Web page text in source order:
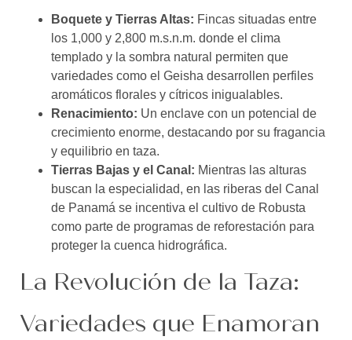
Boquete y Tierras Altas: Fincas situadas entre
los 1,000 y 2,800 m.s.n.m. donde el clima
templado y la sombra natural permiten que
variedades como el Geisha desarrollen perfiles
aromáticos florales y cítricos inigualables.
Renacimiento: Un enclave con un potencial de
crecimiento enorme, destacando por su fragancia
y equilibrio en taza.
Tierras Bajas y el Canal: Mientras las alturas
buscan la especialidad, en las riberas del Canal
de Panamá se incentiva el cultivo de Robusta
como parte de programas de reforestación para
proteger la cuenca hidrográfica.
La Revolución de la Taza:
Variedades que Enamoran